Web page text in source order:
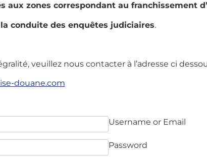
aux zones correspondant au franchissement
conduite des enquêtes judiciaires.
veuillez nous contacter à l’adresse ci
douane.com
Username or Email
Password